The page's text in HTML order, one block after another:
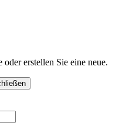
erstellen Sie eine neue.